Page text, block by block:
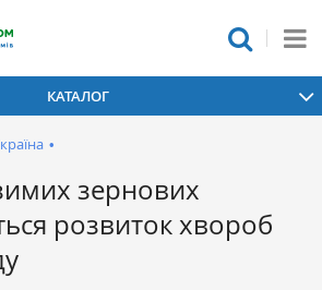
КАТАЛОГ
•
зернових
розвиток хвороб